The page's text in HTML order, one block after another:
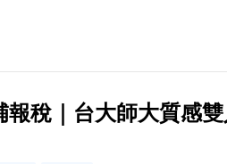
稅｜台大師大質感